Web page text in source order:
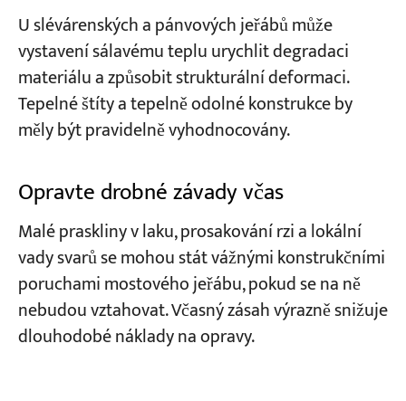
U slévárenských a pánvových jeřábů může
vystavení sálavému teplu urychlit degradaci
materiálu a způsobit strukturální deformaci.
Tepelné štíty a tepelně odolné konstrukce by
měly být pravidelně vyhodnocovány.
Opravte drobné závady včas
Malé praskliny v laku, prosakování rzi a lokální
vady svarů se mohou stát vážnými konstrukčními
poruchami mostového jeřábu, pokud se na ně
nebudou vztahovat. Včasný zásah výrazně snižuje
dlouhodobé náklady na opravy.